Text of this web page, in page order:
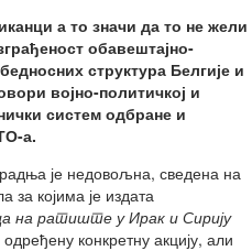
а то значи да то не жели
обавештајно-
структура Белгије и
војно-политичкој и
систем одбране и
а.
је недовољна, сведена на
којима је издата
на ратиште у Ирак и Сирију
конкретну акцију, али